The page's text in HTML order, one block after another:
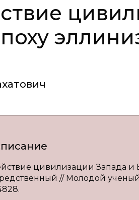
цивилизации Запада и
// Молодой